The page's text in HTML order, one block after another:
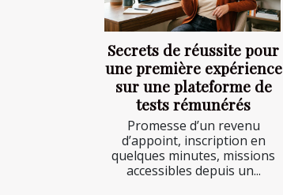
Secrets de réussite pour
une première expérience
sur une plateforme de
tests rémunérés
Promesse d’un revenu
d’appoint, inscription en
quelques minutes, missions
accessibles depuis un...